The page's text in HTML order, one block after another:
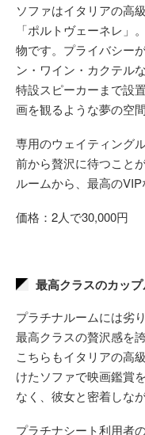
ソファはイタリアの高
「ポルトヴェーネレ」
物です。プライバシー
ン・ワイン・カクテル
特設スピーカーまで設
画を観るような夢の空間
専用のウェイティング
前から贅沢に待つこと
ルームから、最高のVIP
価格：2人で30,000円
最高クラスのカッ
プラチナルームには劣
最高クラスの贅沢感を
こちらもイタリアの高
けたソファで映画鑑賞
なく、彼女と密着しな
プラチナシート利用者